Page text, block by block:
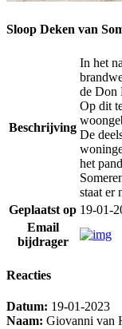
Sloop Deken van
Beschrijving
In het
de Don
Op dit
De
het
staat er
Geplaatst op 19-01-
Email
bijdrager
Reacties
Datum: 19-01-2023
Naam: Giovanni van